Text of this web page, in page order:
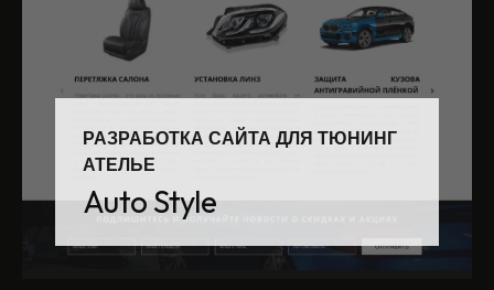
РАЗРАБОТКА САЙТА ДЛЯ ТЮНИНГ
АТЕЛЬЕ
Auto Style